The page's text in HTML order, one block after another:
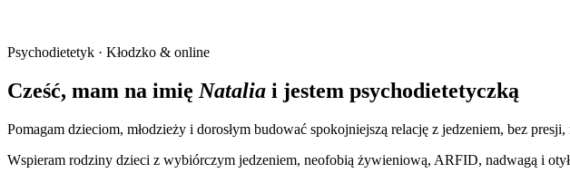
Psychodietetyk · Kłodzko & online
Cześć, mam na imię Natalia i jestem psychodietetyczką
Pomagam dzieciom, młodzieży i dorosłym budować spokojniejszą relację z jedzeniem, bez
Wspieram rodziny dzieci z wybiórczym jedzeniem, neofobią żywieniową, ARFID, nadwagą i